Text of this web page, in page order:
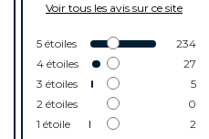
Voir tous les avis sur ce site
5 étoiles
234
4 étoiles
27
3 étoiles
5
2 étoiles
0
1 étoile 2